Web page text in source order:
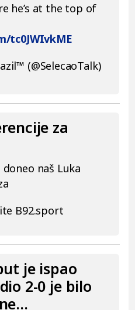
he’s at the top of
tc0JWIvkME
(@SelecaoTalk)
za
doneo naš Luka
B92.sport
je ispao
2-0 je bilo